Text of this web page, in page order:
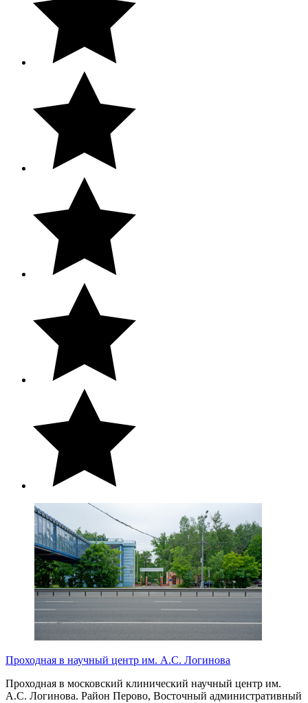
Проходная в научный центр им. А.С. Логинова
Проходная в московский клинический научный центр им.
А.С. Логинова. Район Перово, Восточный административный